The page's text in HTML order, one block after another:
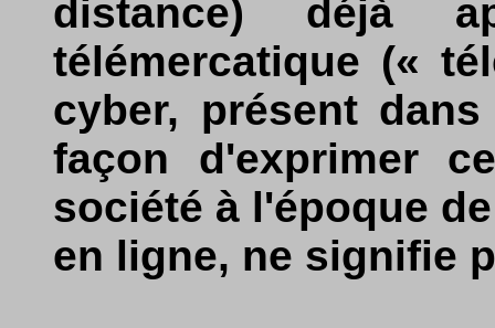
distance) déjà
télémercatique («
cyber, présent
façon d'exprimer
société à l'époque
en ligne, ne signifie